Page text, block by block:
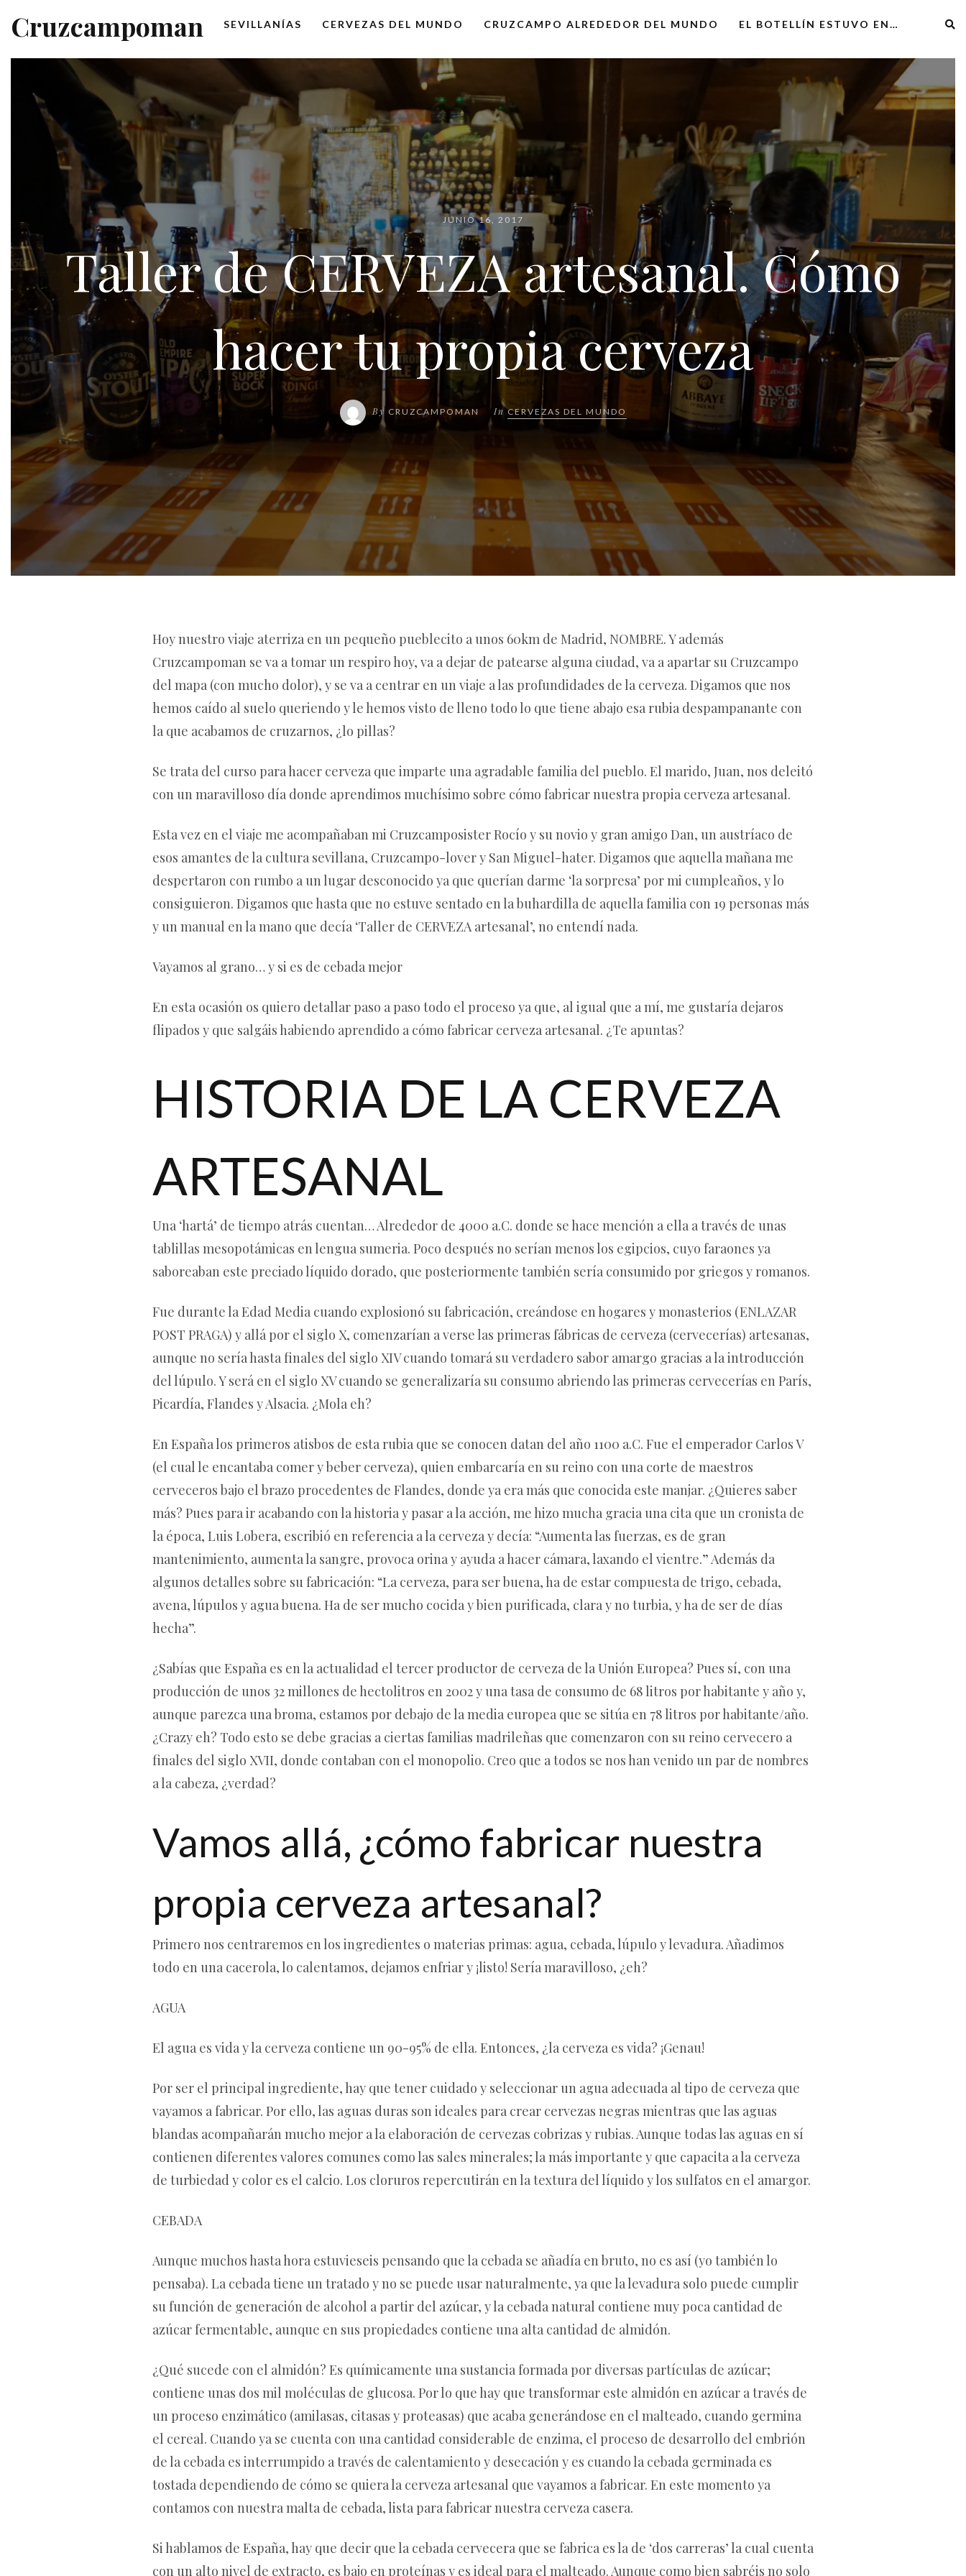
Cruzcampoman SEVILLANÍAS CERVEZAS DEL MUNDO CRUZCAMPO ALREDEDOR DEL MUNDO EL BOTELLÍN ESTUVO EN…
JUNIO 16, 2017
Taller de CERVEZA artesanal. Cómo
hacer tu propia cerveza
By CRUZCAMPOMAN In CERVEZAS DEL MUNDO
Hoy nuestro viaje aterriza en un pequeño pueblecito a unos 60km de Madrid, NOMBRE. Y además
Cruzcampoman se va a tomar un respiro hoy, va a dejar de patearse alguna ciudad, va a apartar su Cruzcampo
del mapa (con mucho dolor), y se va a centrar en un viaje a las profundidades de la cerveza. Digamos que nos
hemos caído al suelo queriendo y le hemos visto de lleno todo lo que tiene abajo esa rubia despampanante con
la que acabamos de cruzarnos, ¿lo pillas?
Se trata del curso para hacer cerveza que imparte una agradable familia del pueblo. El marido, Juan, nos deleitó
con un maravilloso día donde aprendimos muchísimo sobre cómo fabricar nuestra propia cerveza artesanal.
Esta vez en el viaje me acompañaban mi Cruzcamposister Rocío y su novio y gran amigo Dan, un austríaco de
esos amantes de la cultura sevillana, Cruzcampo-lover y San Miguel-hater. Digamos que aquella mañana me
despertaron con rumbo a un lugar desconocido ya que querían darme ‘la sorpresa’ por mi cumpleaños, y lo
consiguieron. Digamos que hasta que no estuve sentado en la buhardilla de aquella familia con 19 personas más
y un manual en la mano que decía ‘Taller de CERVEZA artesanal’, no entendí nada.
Vayamos al grano… y si es de cebada mejor
En esta ocasión os quiero detallar paso a paso todo el proceso ya que, al igual que a mí, me gustaría dejaros
flipados y que salgáis habiendo aprendido a cómo fabricar cerveza artesanal. ¿Te apuntas?
HISTORIA DE LA CERVEZA
ARTESANAL
Una ‘hartá’ de tiempo atrás cuentan… Alrededor de 4000 a.C. donde se hace mención a ella a través de unas
tablillas mesopotámicas en lengua sumeria. Poco después no serían menos los egipcios, cuyo faraones ya
saboreaban este preciado líquido dorado, que posteriormente también sería consumido por griegos y romanos.
Fue durante la Edad Media cuando explosionó su fabricación, creándose en hogares y monasterios (ENLAZAR
POST PRAGA) y allá por el siglo X, comenzarían a verse las primeras fábricas de cerveza (cervecerías) artesanas,
aunque no sería hasta finales del siglo XIV cuando tomará su verdadero sabor amargo gracias a la introducción
del lúpulo. Y será en el siglo XV cuando se generalizaría su consumo abriendo las primeras cervecerías en París,
Picardía, Flandes y Alsacia. ¿Mola eh?
En España los primeros atisbos de esta rubia que se conocen datan del año 1100 a.C. Fue el emperador Carlos V
(el cual le encantaba comer y beber cerveza), quien embarcaría en su reino con una corte de maestros
cerveceros bajo el brazo procedentes de Flandes, donde ya era más que conocida este manjar. ¿Quieres saber
más? Pues para ir acabando con la historia y pasar a la acción, me hizo mucha gracia una cita que un cronista de
la época, Luis Lobera, escribió en referencia a la cerveza y decía: “Aumenta las fuerzas, es de gran
mantenimiento, aumenta la sangre, provoca orina y ayuda a hacer cámara, laxando el vientre.” Además da
algunos detalles sobre su fabricación: “La cerveza, para ser buena, ha de estar compuesta de trigo, cebada,
avena, lúpulos y agua buena. Ha de ser mucho cocida y bien purificada, clara y no turbia, y ha de ser de días
hecha”.
¿Sabías que España es en la actualidad el tercer productor de cerveza de la Unión Europea? Pues sí, con una
producción de unos 32 millones de hectolitros en 2002 y una tasa de consumo de 68 litros por habitante y año y,
aunque parezca una broma, estamos por debajo de la media europea que se sitúa en 78 litros por habitante/año.
¿Crazy eh? Todo esto se debe gracias a ciertas familias madrileñas que comenzaron con su reino cervecero a
finales del siglo XVII, donde contaban con el monopolio. Creo que a todos se nos han venido un par de nombres
a la cabeza, ¿verdad?
Vamos allá, ¿cómo fabricar nuestra
propia cerveza artesanal?
Primero nos centraremos en los ingredientes o materias primas: agua, cebada, lúpulo y levadura. Añadimos
todo en una cacerola, lo calentamos, dejamos enfriar y ¡listo! Sería maravilloso, ¿eh?
AGUA
El agua es vida y la cerveza contiene un 90-95% de ella. Entonces, ¿la cerveza es vida? ¡Genau!
Por ser el principal ingrediente, hay que tener cuidado y seleccionar un agua adecuada al tipo de cerveza que
vayamos a fabricar. Por ello, las aguas duras son ideales para crear cervezas negras mientras que las aguas
blandas acompañarán mucho mejor a la elaboración de cervezas cobrizas y rubias. Aunque todas las aguas en sí
contienen diferentes valores comunes como las sales minerales; la más importante y que capacita a la cerveza
de turbiedad y color es el calcio. Los cloruros repercutirán en la textura del líquido y los sulfatos en el amargor.
CEBADA
Aunque muchos hasta hora estuvieseis pensando que la cebada se añadía en bruto, no es así (yo también lo
pensaba). La cebada tiene un tratado y no se puede usar naturalmente, ya que la levadura solo puede cumplir
su función de generación de alcohol a partir del azúcar, y la cebada natural contiene muy poca cantidad de
azúcar fermentable, aunque en sus propiedades contiene una alta cantidad de almidón.
¿Qué sucede con el almidón? Es químicamente una sustancia formada por diversas partículas de azúcar;
contiene unas dos mil moléculas de glucosa. Por lo que hay que transformar este almidón en azúcar a través de
un proceso enzimático (amilasas, citasas y proteasas) que acaba generándose en el malteado, cuando germina
el cereal. Cuando ya se cuenta con una cantidad considerable de enzima, el proceso de desarrollo del embrión
de la cebada es interrumpido a través de calentamiento y desecación y es cuando la cebada germinada es
tostada dependiendo de cómo se quiera la cerveza artesanal que vayamos a fabricar. En este momento ya
contamos con nuestra malta de cebada, lista para fabricar nuestra cerveza casera.
Si hablamos de España, hay que decir que la cebada cervecera que se fabrica es la de ‘dos carreras’ la cual cuenta
con un alto nivel de extracto, es bajo en proteínas y es ideal para el malteado. Aunque como bien sabréis no solo